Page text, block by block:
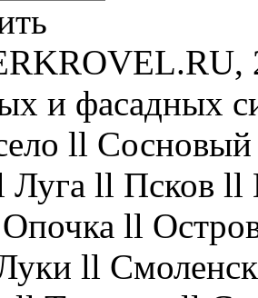
и фасадных
ll
Луга ll Псков
ll
ll